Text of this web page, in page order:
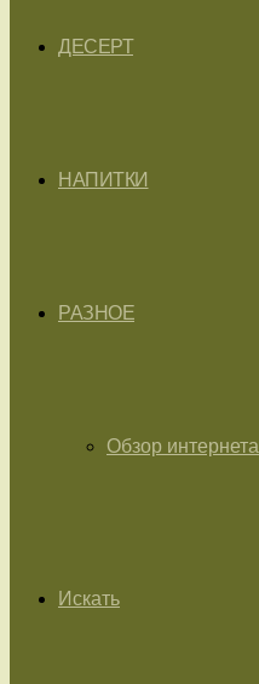
ДЕСЕРТ
НАПИТКИ
РАЗНОЕ
Обзор интернета
Искать